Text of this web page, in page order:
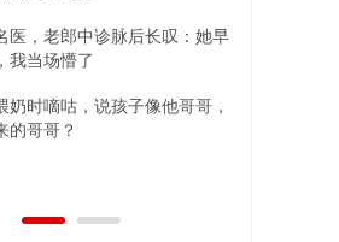
医，老郎中诊脉后长叹：她早
我当场懵了
奶时嘀咕，说孩子像他哥哥，
的哥哥？